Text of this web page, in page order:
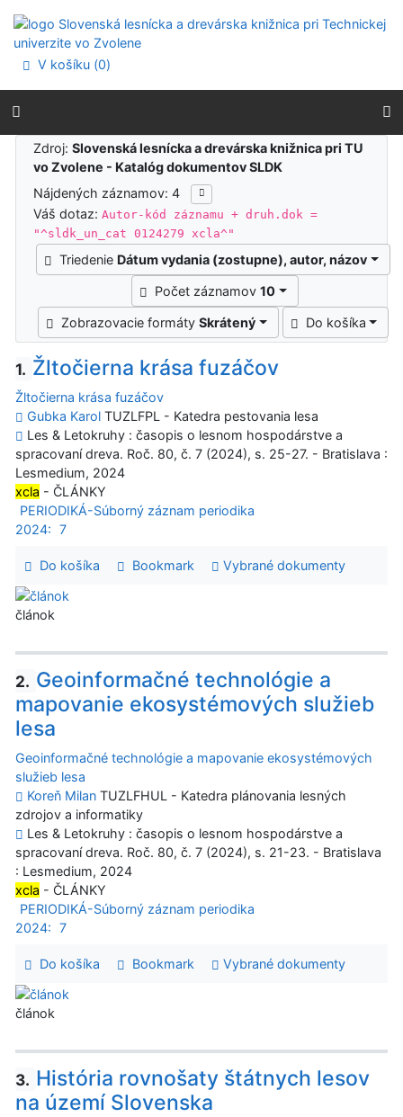
Prejsť na menu
Prehlásenie o webovej prístupnosti
V košíku (0)
Výsledky vyhľadávania
Zdroj:Slovenská lesnícka a drevárska knižnica pri TU
vo Zvolene - Katalóg dokumentov SLDK
Nájdených záznamov: 4
Váš dotaz:Autor-kód záznamu + druh.dok =
"^sldk_un_cat 0124279 xcla^"
Triedenie Dátum vydania (zostupne), autor, názov
Počet záznamov10
Zobrazovacie formátySkrátený Do košíka
1. Žltočierna krása fuzáčov
Žltočierna krása fuzáčov
Gubka Karol TUZLFPL - Katedra pestovania lesa
Les & Letokruhy : časopis o lesnom hospodárstve a
spracovaní dreva. Roč. 80, č. 7 (2024), s. 25-27. - Bratislava :
Lesmedium, 2024
xcla - ČLÁNKY
PERIODIKÁ-Súborný záznam periodika
2024: 7
Do košíka Bookmark Vybrané dokumenty
článok
2. Geoinformačné technológie a
mapovanie ekosystémových služieb
lesa
Geoinformačné technológie a mapovanie ekosystémových
služieb lesa
Koreň Milan TUZLFHUL - Katedra plánovania lesných
zdrojov a informatiky
Les & Letokruhy : časopis o lesnom hospodárstve a
spracovaní dreva. Roč. 80, č. 7 (2024), s. 21-23. - Bratislava
: Lesmedium, 2024
xcla - ČLÁNKY
PERIODIKÁ-Súborný záznam periodika
2024: 7
Do košíka Bookmark Vybrané dokumenty
článok
3. História rovnošaty štátnych lesov
na území Slovenska